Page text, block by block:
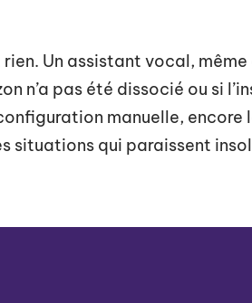
Un assistant vocal, même
n’a pas été dissocié ou si
manuelle, encore
situations qui paraissent